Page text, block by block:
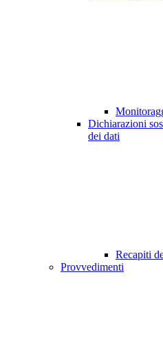
Dichiarazioni
dei dati
Recapiti
Provvedimenti